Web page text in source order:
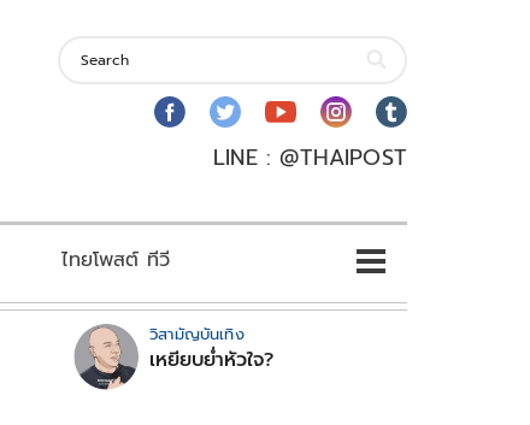
LINE : @THAIPOST
ไทยโพสต์ ทีวี
วิสามัญบันเทิง
เหยียบย่ำหัวใจ?